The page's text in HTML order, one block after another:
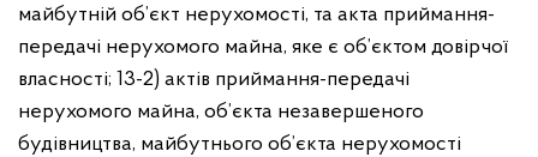
майбутній об’єкт нерухомості, та акта приймання-
передачі нерухомого майна, яке є об’єктом довірчої
власності; 13-2) актів приймання-передачі
нерухомого майна, об’єкта незавершеного
будівництва, майбутнього об’єкта нерухомості